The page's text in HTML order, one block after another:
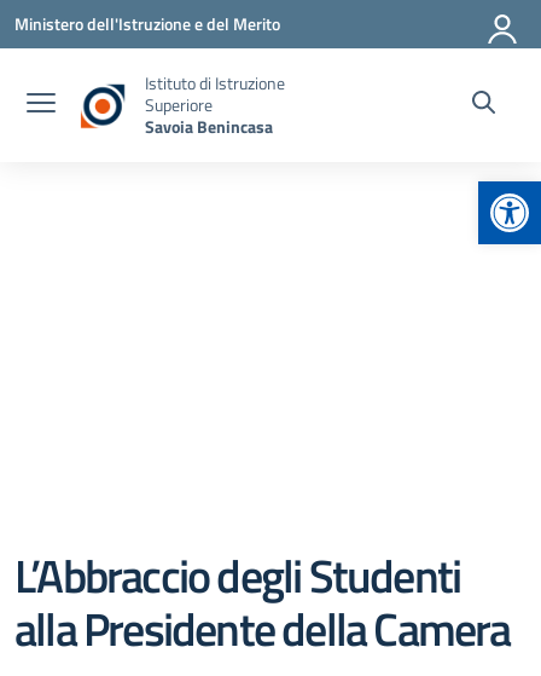
Vai ai contenuti
Vai al menu di navigazione
Vai al footer
Ministero dell'Istruzione e del Merito
Istituto di Istruzione
Superiore
Savoia Benincasa
L’Abbraccio degli Studenti
alla Presidente della Camera